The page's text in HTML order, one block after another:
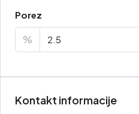
Porez
%
Kontakt informacije